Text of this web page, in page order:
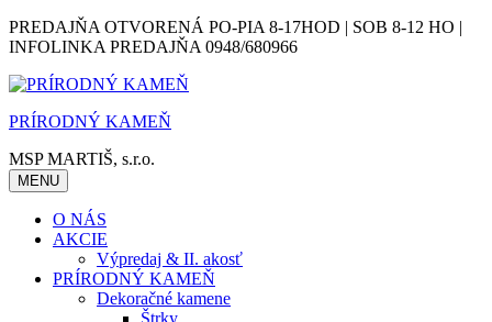
Skip
to
PREDAJŇA OTVORENÁ PO-PIA 8-17HOD | SOB 8-12 HO |
INFOLINKA PREDAJŇA 0948/680966
PRÍRODNÝ KAMEŇ
MSP MARTIŠ, s.r.o.
MENU
O NÁS
AKCIE
Výpredaj & II. akosť
PRÍRODNÝ KAMEŇ
Dekoračné kamene
Štrky